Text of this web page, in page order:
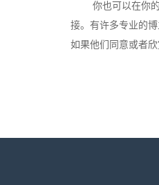
你也可以在你的流
接。有许多专业的
如果他们同意或者